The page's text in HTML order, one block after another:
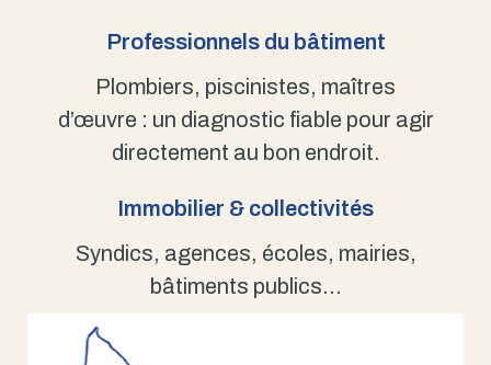
Professionnels du bâtiment
Plombiers, piscinistes, maîtres
d’œuvre : un diagnostic fiable pour agir
directement au bon endroit.
Immobilier & collectivités
Syndics, agences, écoles, mairies,
bâtiments publics…